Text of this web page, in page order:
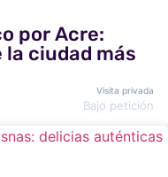
por Acre:
ciudad más
Visita privada
Bajo petición